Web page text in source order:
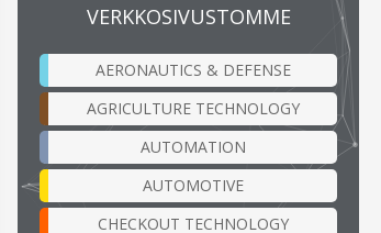
VERKKOSIVUSTOMME
AERONAUTICS & DEFENSE
AGRICULTURE TECHNOLOGY
AUTOMATION
AUTOMOTIVE
CHECKOUT TECHNOLOGY